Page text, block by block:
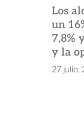
Los
un
7,8%
y la
27 julio,